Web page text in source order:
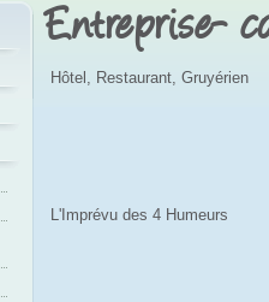
Entreprise-
Hôtel, Restaurant, Gruyérien
L'Imprévu des 4 Humeurs